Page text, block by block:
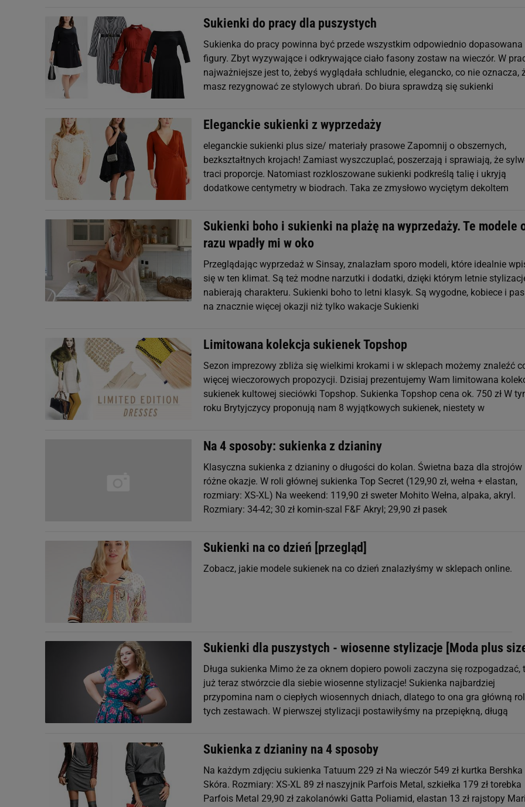
Sukienki do pracy dla puszystych
Sukienka do pracy powinna być przede wszystkim odpowiednio dopasowana
figury. Zbyt wyzywające i odkrywające ciało fasony zostaw na wieczór. W
najważniejsze jest to, żebyś wyglądała schludnie, elegancko, co nie oznacza,
masz rezygnować ze stylowych ubrań. Do biura sprawdzą się sukienki
Eleganckie sukienki z wyprzedaży
eleganckie sukienki plus size/ materiały prasowe Zapomnij o obszernych,
bezkształtnych krojach! Zamiast wyszczuplać, poszerzają i sprawiają, że
traci proporcje. Natomiast rozkloszowane sukienki podkreślą talię i ukryją
dodatkowe centymetry w biodrach. Taka ze zmysłowo wyciętym dekoltem
Sukienki boho i sukienki na plażę na wyprzedaży. Te modele
razu wpadły mi w oko
Przeglądając wyprzedaż w Sinsay, znalazłam sporo modeli, które idealnie
się w ten klimat. Są też modne narzutki i dodatki, dzięki którym letnie
nabierają charakteru. Sukienki boho to letni klasyk. Są wygodne, kobiece i
na znacznie więcej okazji niż tylko wakacje Sukienki
Limitowana kolekcja sukienek Topshop
Sezon imprezowy zbliża się wielkimi krokami i w sklepach możemy znaleźć
więcej wieczorowych propozycji. Dzisiaj prezentujemy Wam limitowana
sukienek kultowej sieciówki Topshop. Sukienka Topshop cena ok. 750 zł W
roku Brytyjczycy proponują nam 8 wyjątkowych sukienek, niestety w
Na 4 sposoby: sukienka z dzianiny
Klasyczna sukienka z dzianiny o długości do kolan. Świetna baza dla
różne okazje. W roli głównej sukienka Top Secret (129,90 zł, wełna + elastan,
rozmiary: XS-XL) Na weekend: 119,90 zł sweter Mohito Wełna, alpaka, akryl.
Rozmiary: 34-42; 30 zł komin-szal F&F Akryl; 29,90 zł pasek
Sukienki na co dzień [przegląd]
Zobacz, jakie modele sukienek na co dzień znalazłyśmy w sklepach online.
Sukienki dla puszystych - wiosenne stylizacje [Moda plus
Długa sukienka Mimo że za oknem dopiero powoli zaczyna się rozpogadzać,
już teraz stwórzcie dla siebie wiosenne stylizacje! Sukienka najbardziej
przypomina nam o ciepłych wiosennych dniach, dlatego to ona gra główną
tych zestawach. W pierwszej stylizacji postawiłyśmy na przepiękną, długą
Sukienka z dzianiny na 4 sposoby
Na każdym zdjęciu sukienka Tatuum 229 zł Na wieczór 549 zł kurtka Bershka
Skóra. Rozmiary: XS-XL 89 zł naszyjnik Parfois Metal, szkiełka 179 zł torebka
Parfois Metal 29,90 zł zakolanówki Gatta Poliamid, elastan 13 zł rajstopy